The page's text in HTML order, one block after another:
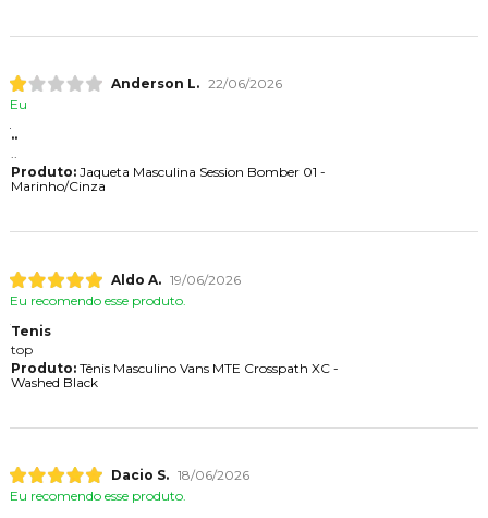
Anderson L. 22/06/2026
Eu
..
..
Produto:Jaqueta Masculina Session Bomber 01 -
Marinho/Cinza
Aldo A. 19/06/2026
Eu recomendo esse produto.
Tenis
top
Produto:Tênis Masculino Vans MTE Crosspath XC -
Washed Black
Dacio S. 18/06/2026
Eu recomendo esse produto.